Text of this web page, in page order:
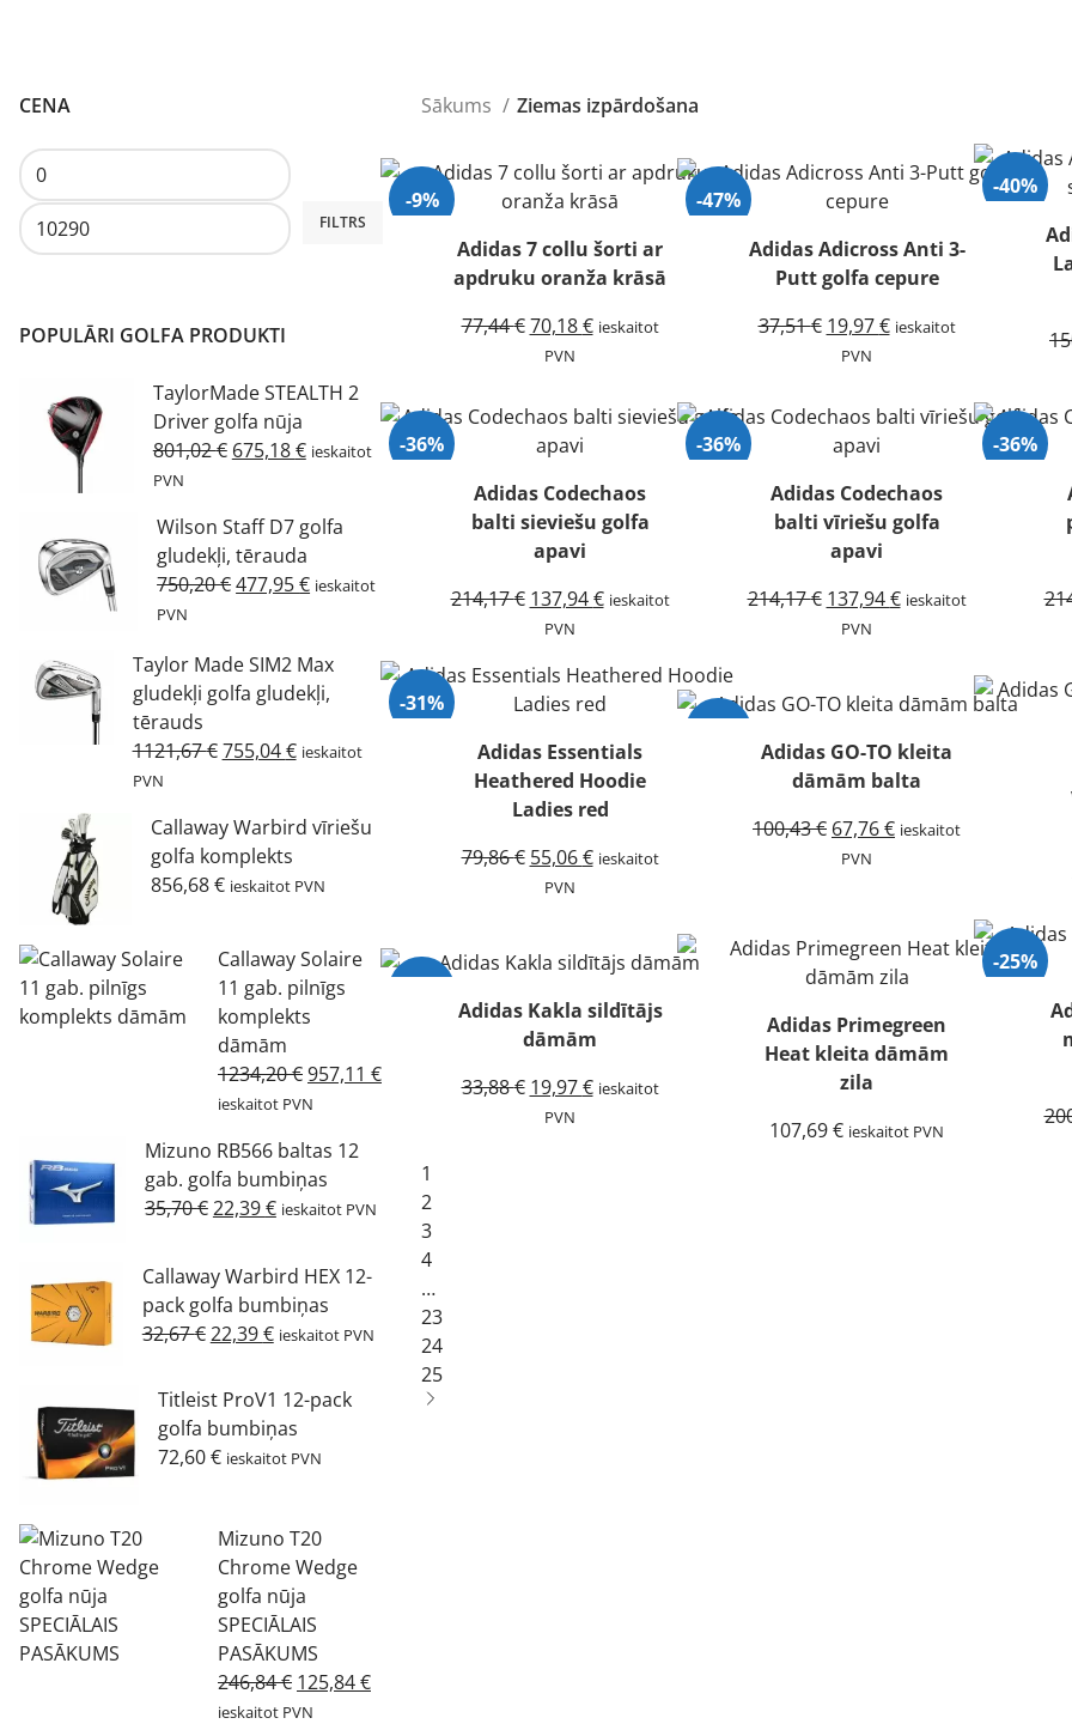
CENA
Min.
cena
Maks.
cena
FILTRS
POPULĀRI GOLFA PRODUKTI
TaylorMade STEALTH 2
Driver golfa nūja
801,02€ Original
801,02 €.
675,18€Current
675,18 €.
ieskaitot
PVN
Wilson Staff D7 golfa
gludekļi, tērauda
750,20€Original
750,20 €.
477,95€Current
477,95 €.
ieskaitot
PVN
Taylor Made SIM2 Max
gludekļi golfa gludekļi,
tērauds
1121,67€ Original
1121,67 €.
755,04€Current
755,04 €.
ieskaitot
PVN
Callaway Warbird vīriešu
golfa komplekts
856,68€ ieskaitot PVN
Callaway Solaire
11 gab. pilnīgs
komplekts
dāmām
1234,20€Original
price
1234,20 €.
957,11 €Current
957,11 €.
ieskaitot PVN
Mizuno RB566 baltas 12
gab. golfa bumbiņas
35,70€Original
was:
35,70 €.
22,39€Current
is:
22,39 €.
ieskaitot PVN
Callaway Warbird HEX 12-
pack golfa bumbiņas
32,67€ Original
was:
32,67 €.
22,39€Current
is:
22,39 €.
ieskaitot PVN
Titleist ProV1 12-pack
golfa bumbiņas
72,60€ ieskaitot PVN
Mizuno T20
Chrome Wedge
golfa nūja
SPECIĀLAIS
PASĀKUMS
246,84€ Original
price
125,84€Current
ieskaitot PVN
Sākums Ziemas izpārdošana
-9%
Adidas 7 collu šorti ar
apdruku oranža krāsā
77,44€ Original
price
77,44 €.
70,18€Current
70,18 €.
ieskaitot
PVN
-47%
Adidas Adicross Anti 3-
Putt golfa cepure
37,51€ Original
price
37,51 €.
19,97€Current
19,97 €.
ieskaitot
PVN
-40%
-36%
Adidas Codechaos
balti sieviešu golfa
apavi
214,17€ Original
price
214,17 €.
137,94€Current
137,94 €.
ieskaitot
PVN
-36%
Adidas Codechaos
balti vīriešu golfa
apavi
214,17€ Original
price
137,94€Current
137,94 €.
ieskaitot
PVN
-36%
-31%
Adidas Essentials
Heathered Hoodie
Ladies red
79,86€ Original
price
55,06€Current
ieskaitot
PVN
Adidas GO-TO kleita
dāmām balta
100,43€ Original
price
67,76€Current
ieskaitot
PVN
Adidas Kakla sildītājs
dāmām
33,88€ Original
price
19,97€Current
ieskaitot
PVN
Adidas Primegreen
Heat kleita dāmām
zila
107,69€ ieskaitot PVN
-25%
1
2
3
4
…
23
24
25